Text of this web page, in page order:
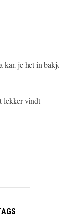
kan je het in
lekker vindt